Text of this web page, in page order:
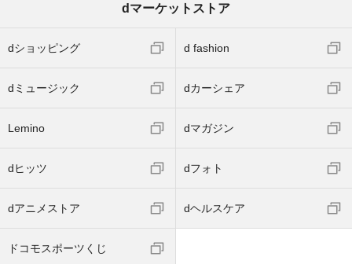
dマーケットストア
dショッピング d fashion
dミュージック dカーシェア
Lemino dマガジン
dヒッツ dフォト
dアニメストア dヘルスケア
ドコモスポーツくじ